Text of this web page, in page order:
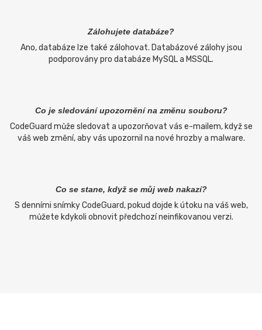
Zálohujete databáze?
Ano, databáze lze také zálohovat. Databázové zálohy jsou
podporovány pro databáze MySQL a MSSQL.
Co je sledování upozornění na změnu souboru?
CodeGuard může sledovat a upozorňovat vás e-mailem, když se
váš web změní, aby vás upozornil na nové hrozby a malware.
Co se stane, když se můj web nakazí?
S denními snímky CodeGuard, pokud dojde k útoku na váš web,
můžete kdykoli obnovit předchozí neinfikovanou verzi.